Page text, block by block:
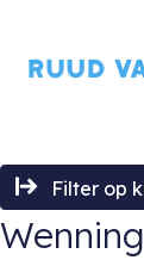
Filter op